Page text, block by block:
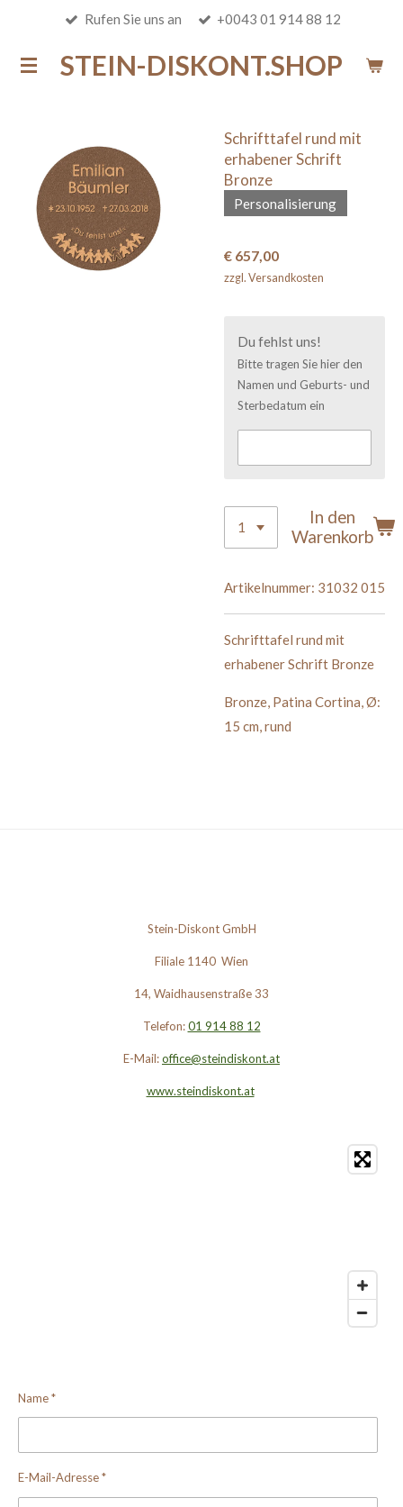
springenSTEIN-DISKONT.SHOP
Rufen Sie uns an +0043 01 914 88 12
Schrifttafel rund mit
erhabener Schrift
Bronze
Personalisierung
€ 657,00
zzgl. Versandkosten
Du fehlst uns!
Bitte tragen Sie hier den
Namen und Geburts- und
Sterbedatum ein
In den
Warenkorb
Artikelnummer: 31032 015
Schrifttafel rund mit
erhabener Schrift Bronze
Bronze Patina Cortina Ø:
15 cm rund
Stein-Diskont GmbH
Filiale 1140 Wien
14, Waidhausenstraße 33
Telefon: 01 914 88 12
E-Mail:office@steindiskont.at
www.steindiskont.at
Name *
E-Mail-Adresse *